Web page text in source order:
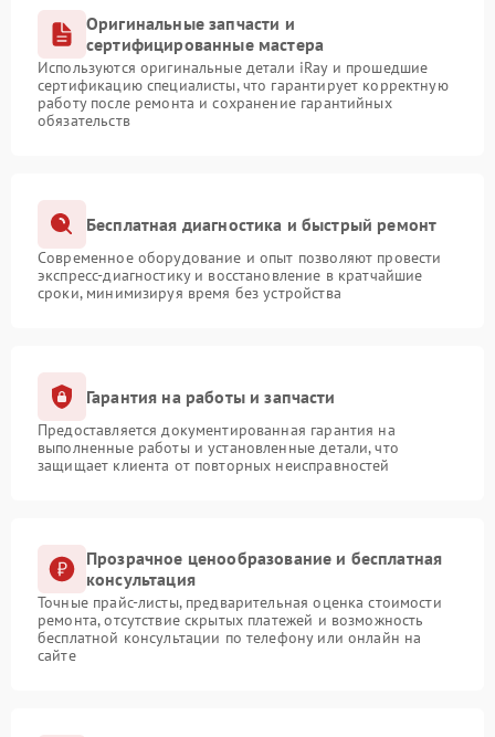
Оригинальные запчасти и
сертифицированные мастера
Используются оригинальные детали iRay и прошедшие
сертификацию специалисты, что гарантирует корректную
работу после ремонта и сохранение гарантийных
обязательств
Бесплатная диагностика и быстрый ремонт
Современное оборудование и опыт позволяют провести
экспресс-диагностику и восстановление в кратчайшие
сроки, минимизируя время без устройства
Гарантия на работы и запчасти
Предоставляется документированная гарантия на
выполненные работы и установленные детали, что
защищает клиента от повторных неисправностей
Прозрачное ценообразование и бесплатная
консультация
Точные прайс-листы, предварительная оценка стоимости
ремонта, отсутствие скрытых платежей и возможность
бесплатной консультации по телефону или онлайн на
сайте